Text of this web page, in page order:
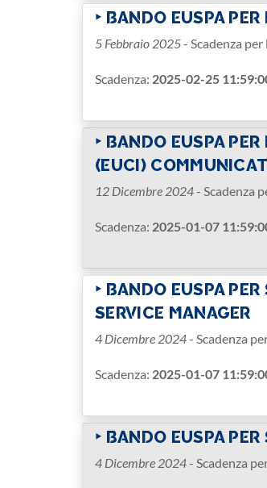
‣ BANDO EUSPA
5 Febbraio 2025- Scadenza
Scadenza: 2025-02-25
‣ BANDO EUSPA
(EUCI)
12 Dicembre 2024- Scadenza
Scadenza: 2025-01-07
‣ BANDO EUSPA
SERVICE MANAGER
4 Dicembre 2024- Scadenza
Scadenza: 2025-01-07
‣ BANDO EUSPA
4 Dicembre 2024- Scadenza